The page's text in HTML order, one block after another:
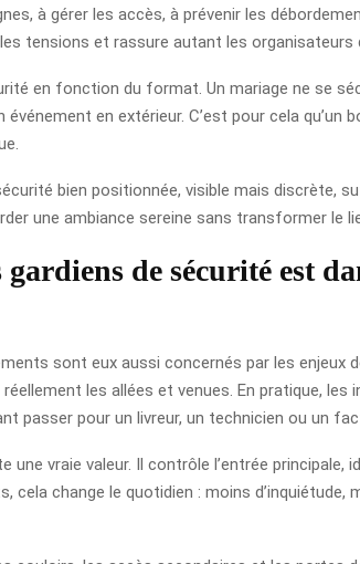
à gérer les accès, à prévenir les
tensions et rassure autant les organisateurs
en fonction du format. Un mariage ne se
événement en extérieur. C’est pour cela
bien positionnée, visible mais discrète,
une ambiance sereine sans transformer le
de sécurité est
sont eux aussi concernés par les enjeux
les allées et venues. En pratique,
passer pour un livreur, un technicien ou un
une vraie valeur. Il contrôle l’entrée
cela change le quotidien : moins